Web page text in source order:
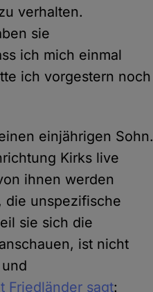
verhalten.
sie
ich mich einmal
ich vorgestern noch
einjährigen Sohn.
Kirks live
ihnen werden
die unspezifische
sie sich die
ist nicht
Friedländer sagt: